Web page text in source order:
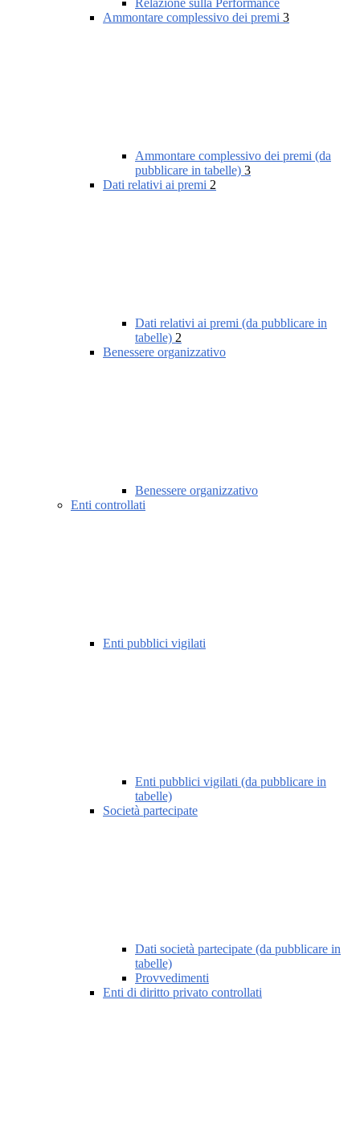
Relazione sulla Performance
Ammontare complessivo dei premi 3
Ammontare complessivo dei premi (da
pubblicare in tabelle) 3
Dati relativi ai premi 2
Dati relativi ai premi (da pubblicare in
tabelle) 2
Benessere organizzativo
Benessere organizzativo
Enti controllati
Enti pubblici vigilati
Enti pubblici vigilati (da pubblicare in
tabelle)
Società partecipate
Dati società partecipate (da pubblicare in
tabelle)
Provvedimenti
Enti di diritto privato controllati